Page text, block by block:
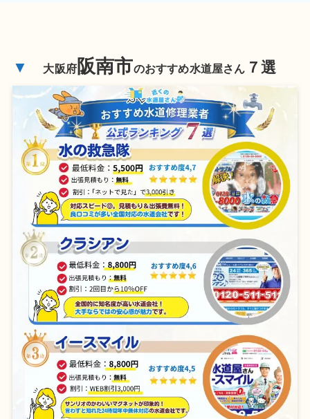
▼ 大阪府阪南市のおすすめ水道屋さん ７選